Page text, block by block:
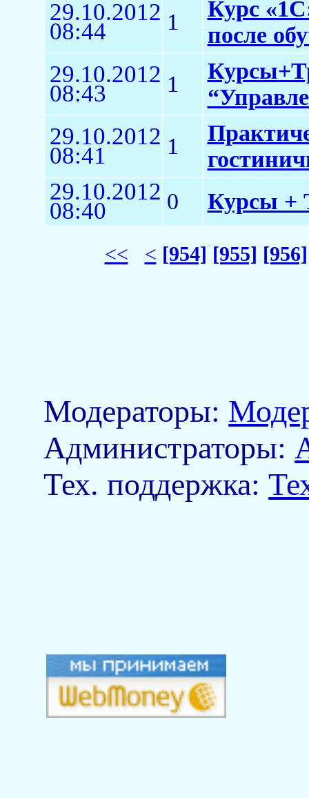
29.10.2012
08:44 1
Курс
после
29.10.2012
08:43 1
29.10.2012
08:41 1
29.10.2012
08:40 0 Курсы +
<< < [954] [955] [956]
Модераторы:
Aдминистраторы:
Тех. поддержка: